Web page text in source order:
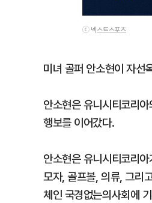
ⓒ 넥스트스포츠
미녀 골퍼 안소현이 자선
안소현은 유니시티코리
행보를 이어갔다.
안소현은 유니시티코리
모자, 골프볼, 의류, 그리
체인 국경없는의사회에